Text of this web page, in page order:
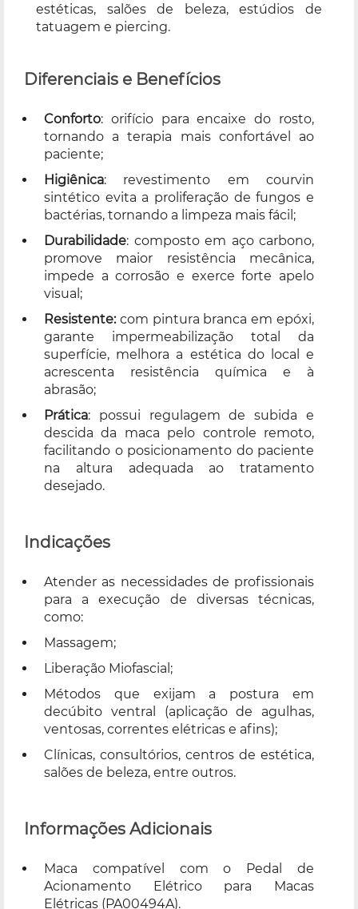
estéticas, salões de beleza, estúdios de
tatuagem e piercing.
Diferenciais e Benefícios
Conforto: orifício para encaixe do rosto,
tornando a terapia mais confortável ao
paciente;
Higiênica: revestimento em courvin
sintético evita a proliferação de fungos e
bactérias, tornando a limpeza mais fácil;
Durabilidade: composto em aço carbono,
promove maior resistência mecânica,
impede a corrosão e exerce forte apelo
visual;
Resistente:com pintura branca em epóxi,
garante impermeabilização total da
superfície, melhora a estética do local e
acrescenta resistência química e à
abrasão;
Prática: possui regulagem de subida e
descida da maca pelo controle remoto,
facilitando o posicionamento do paciente
na altura adequada ao tratamento
desejado.
Indicações
Atender as necessidades de profissionais
para a execução de diversas técnicas,
como:
Massagem;
Liberação Miofascial;
Métodos que exijam a postura em
decúbito ventral (aplicação de agulhas,
ventosas, correntes elétricas e afins);
Clínicas, consultórios, centros de estética,
salões de beleza, entre outros.
Informações Adicionais
Maca compatível com o Pedal de
Acionamento Elétrico para Macas
Elétricas (PA00494A).